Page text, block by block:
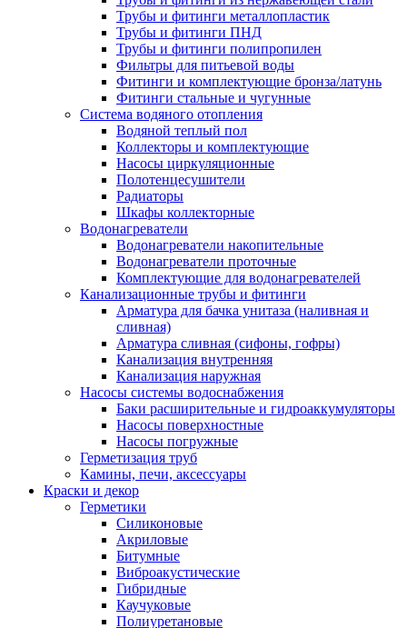
Трубы и фитинги металлопластик
Трубы и фитинги ПНД
Трубы и фитинги полипропилен
Фильтры для питьевой воды
Фитинги и комплектующие бронза/латунь
Фитинги стальные и чугунные
Система водяного отопления
Водяной теплый пол
Коллекторы и комплектующие
Насосы циркуляционные
Полотенцесушители
Радиаторы
Шкафы коллекторные
Водонагреватели
Водонагреватели накопительные
Водонагреватели проточные
Комплектующие для водонагревателей
Канализационные трубы и фитинги
Арматура для бачка унитаза (наливная и
сливная)
Арматура сливная (сифоны, гофры)
Канализация внутренняя
Канализация наружная
Насосы системы водоснабжения
Баки расширительные и гидроаккумуляторы
Насосы поверхностные
Насосы погружные
Герметизация труб
Камины, печи, аксессуары
Краски и декор
Герметики
Силиконовые
Акриловые
Битумные
Виброакустические
Гибридные
Каучуковые
Полиуретановые